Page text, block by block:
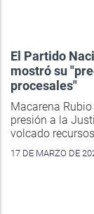
El Partido
mostró su
procesales"
Macarena
presión a la
volcado
17 DE MARZO DE